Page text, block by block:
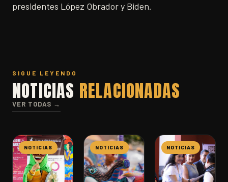
presidentes López Obrador y Biden.
SIGUE LEYENDO
NOTICIAS RELACIONADAS
VER TODAS →
NOTICIAS NOTICIAS NOTICIAS